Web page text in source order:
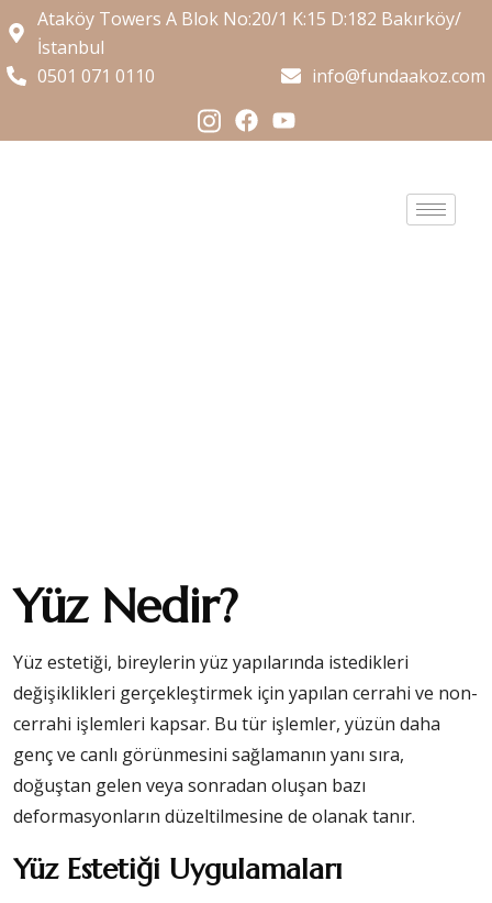
Ataköy Towers A Blok No:20/1 K:15 D:182 Bakırköy/
İstanbul
0501 071 0110
info@fundaakoz.com
Yüz Nedir?
Yüz estetiği, bireylerin yüz yapılarında istedikleri
değişiklikleri gerçekleştirmek için yapılan cerrahi ve non-
cerrahi işlemleri kapsar. Bu tür işlemler, yüzün daha
genç ve canlı görünmesini sağlamanın yanı sıra,
doğuştan gelen veya sonradan oluşan bazı
deformasyonların düzeltilmesine de olanak tanır.
Yüz Estetiği Uygulamaları